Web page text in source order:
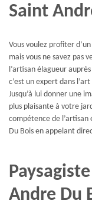
Saint
Vous voulez profiter
mais vous ne savez pas
l’artisan élagueur
c’est un expert dans
Jusqu’à lui donner une
plus plaisante à votre
compétence de l’artisan
Du Bois en appelant
Andre Du